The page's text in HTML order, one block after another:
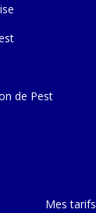
de Pest
Mes tarifs